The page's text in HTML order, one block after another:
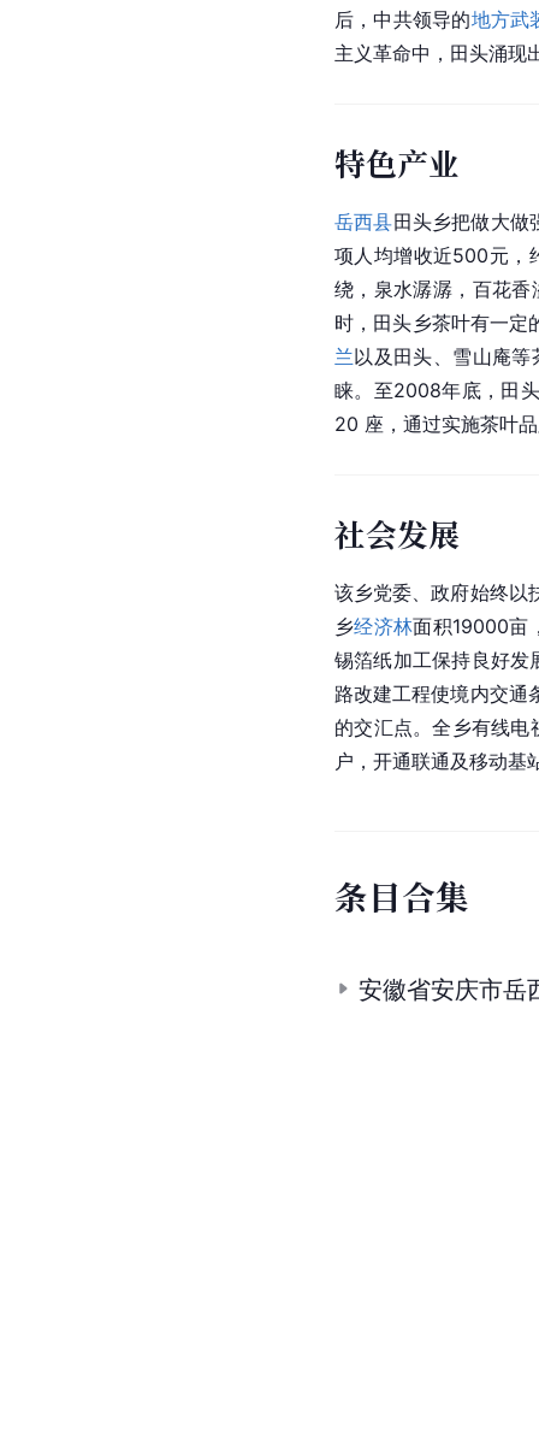
后，中共领导的地方武
主义革命中，田头涌现
特色产业
岳西县田头乡把做大
项人均增收近500元，
绕，泉水潺潺，百花
时，田头乡茶叶有一定
兰以及田头、雪山庵
睐。至2008年底，田
20 座，通过实施茶叶
社会发展
该乡党委、政府始终以
乡经济林面积19000亩
锡箔纸加工保持良好发
路改建工程使境内交通
的交汇点。全乡有线
户，开通联通及移动基
条目合集
安徽省安庆市岳